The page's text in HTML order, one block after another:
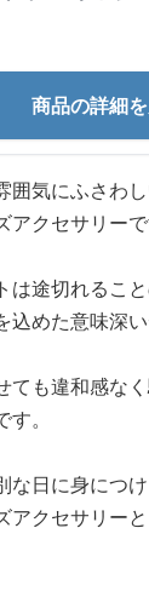
商品の詳細
囲気にふさわ
クセサリーで
は途切れるこ
込めた意味深い
ても違和感な
。
な日に身につ
アクセサリーと